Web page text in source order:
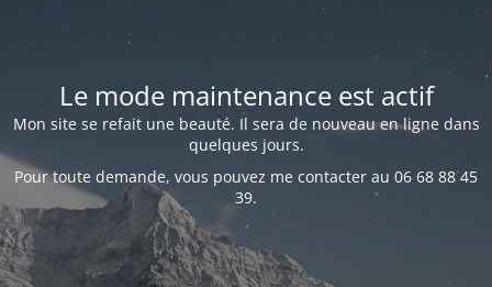
Le mode maintenance est actif
Mon site se refait une beauté. Il sera de nouveau en ligne dans
quelques jours.
Pour toute demande, vous pouvez me contacter au 06 68 88 45
39.